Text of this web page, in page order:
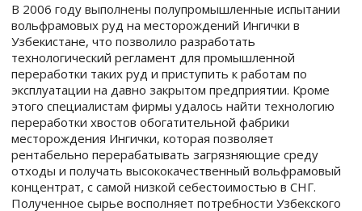
В 2006 году выполнены полупромышленные испытании
вольфрамовых руд на месторождений Ингички в
Узбекистане, что позволило разработать
технологический регламент для промышленной
переработки таких руд и приступить к работам по
эксплуатации на давно закрытом предприятии. Кроме
этого специалистам фирмы удалось найти технологию
переработки хвостов обогатительной фабрики
месторождения Ингички, которая позволяет
рентабельно перерабатывать загрязняющие среду
отходы и получать высококачественный вольфрамовый
концентрат, с самой низкой себестоимостью в СНГ.
Полученное сырье восполняет потребности Узбекского